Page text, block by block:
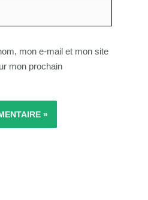
mon e-mail et mon site
mon prochain